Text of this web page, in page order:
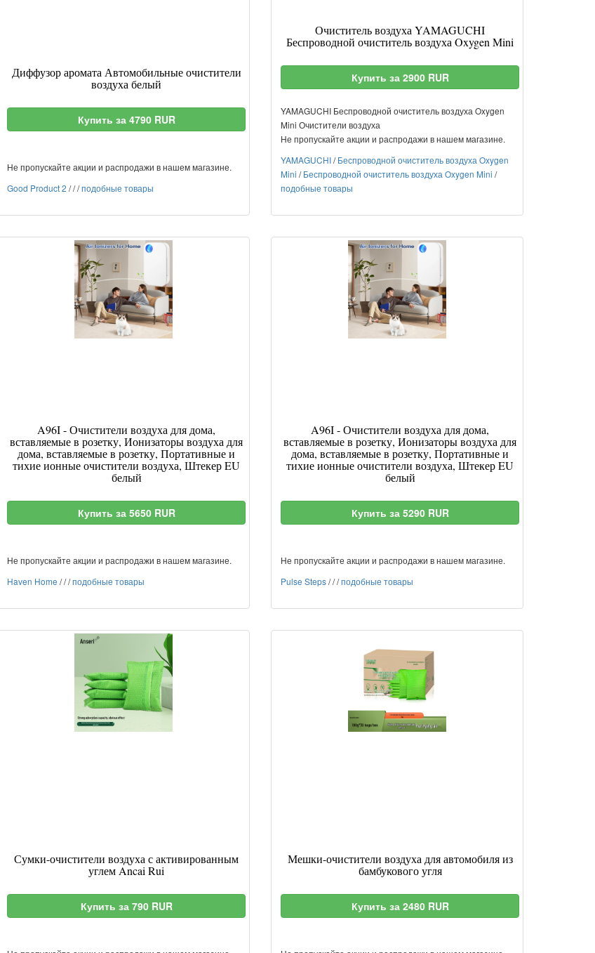
Диффузор аромата Автомобильные очистители
воздуха белый
Купить за 4790 RUR
Не пропускайте акции и распродажи в нашем магазине.
Good Product 2 ///подобные товары
Очиститель воздуха YAMAGUCHI
Беспроводной очиститель воздуха Oxygen Mini
Купить за 2900 RUR
YAMAGUCHI Беспроводной очиститель воздуха Oxygen
Mini Очистители воздуха
Не пропускайте акции и распродажи в нашем магазине.
YAMAGUCHI/Беспроводной очиститель воздуха Oxygen
Mini /Беспроводной очиститель воздуха Oxygen Mini /
подобные товары
A96I - Очистители воздуха для дома,
вставляемые в розетку, Ионизаторы воздуха для
дома, вставляемые в розетку, Портативные и
тихие ионные очистители воздуха, Штекер EU
белый
Купить за 5650 RUR
Не пропускайте акции и распродажи в нашем магазине.
Haven Home ///подобные товары
A96I - Очистители воздуха для дома,
вставляемые в розетку, Ионизаторы воздуха для
дома, вставляемые в розетку, Портативные и
тихие ионные очистители воздуха, Штекер EU
белый
Купить за 5290 RUR
Не пропускайте акции и распродажи в нашем магазине.
Pulse Steps///подобные товары
Сумки-очистители воздуха с активированным
углем Ancai Rui
Купить за 790 RUR
Мешки-очистители воздуха для автомобиля из
бамбукового угля
Купить за 2480 RUR